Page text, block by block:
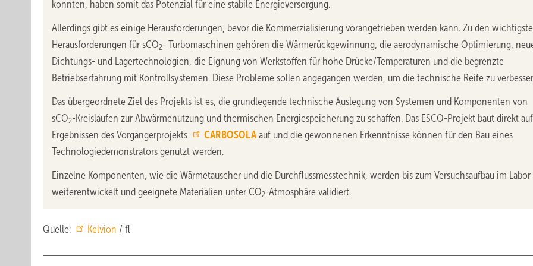
konnten, haben somit das Potenzial für eine stabile Energieversorgung.
Allerdings gibt es einige Herausforderungen, bevor die Kommerzialisierung vorangetrieben werden kann. Zu den
Herausforderungen für sCO2- Turbomaschinen gehören die Wärmerückgewinnung, die aerodynamische Optimierung,
Dichtungs- und Lagertechnologien, die Eignung von Werkstoffen für hohe Drücke/Temperaturen und die begrenzte
Betriebserfahrung mit Kontrollsystemen. Diese Probleme sollen angegangen werden, um die technische Reife zu
Das übergeordnete Ziel des Projekts ist es, die grundlegende technische Auslegung von Systemen und Komponenten von
sCO2-Kreisläufen zur Abwärmenutzung und thermischen Energiespeicherung zu schaffen. Das ESCO-Projekt baut direkt
Ergebnissen des Vorgängerprojekts
CARBOSOLAauf und die gewonnenen Erkenntnisse können für den Bau eines
Technologiedemonstrators genutzt werden.
Einzelne Komponenten, wie die Wärmetauscher und die Durchflussmesstechnik, werden bis zum Versuchsaufbau im Labor
weiterentwickelt und geeignete Materialien unter CO2-Atmosphäre validiert.
Quelle: Kelvion / fl